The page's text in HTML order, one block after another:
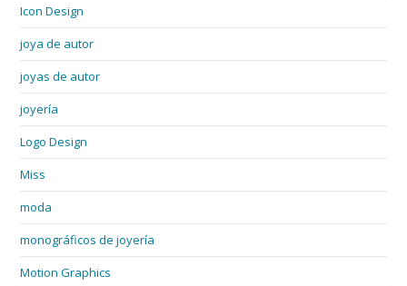
Icon Design
joya de autor
joyas de autor
joyería
Logo Design
Miss
moda
monográficos de joyería
Motion Graphics